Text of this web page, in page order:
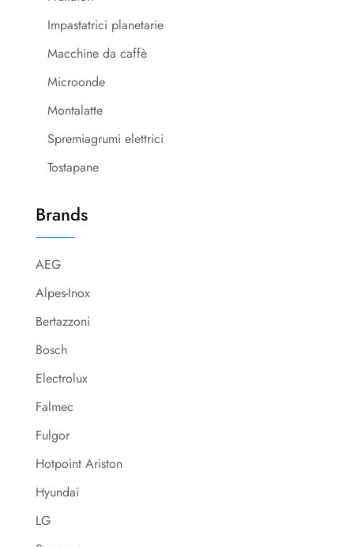
Impastatrici planetarie
Macchine da caffè
Microonde
Montalatte
Spremiagrumi elettrici
Tostapane
Brands
AEG
Alpes-Inox
Bertazzoni
Bosch
Electrolux
Falmec
Fulgor
Hotpoint Ariston
Hyundai
LG